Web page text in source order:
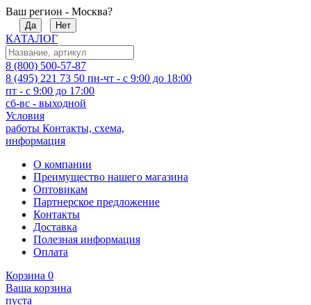
Ваш регион - Москва?
Да Нет
КАТАЛОГ
8 (800) 500-57-87
8 (495) 221 73 50 пн-чт - с 9:00 до 18:00
пт - с 9:00 до 17:00
сб-вс - выходной
Условия
работы Контакты, схема,
информация
О компании
Преимущество нашего магазина
Оптовикам
Партнерское предложение
Контакты
Доставка
Полезная информация
Оплата
Корзина 0
Ваша корзина
пуста